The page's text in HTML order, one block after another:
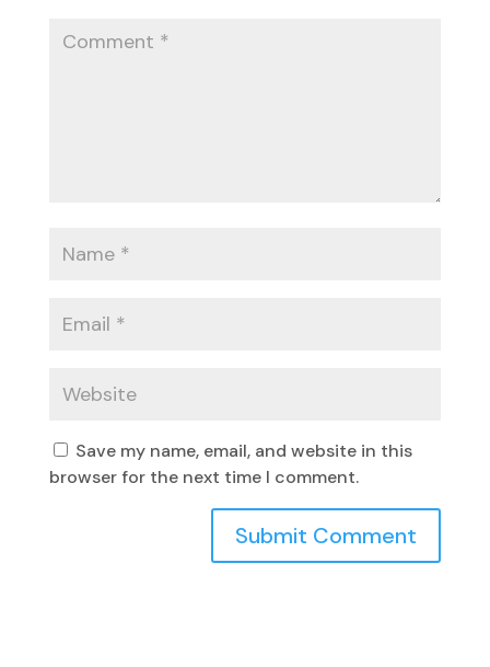
Save my name, email, and website in this
browser for the next time I comment.